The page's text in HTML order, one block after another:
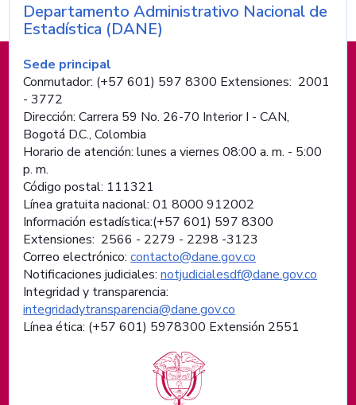
Información de pie de página
Nombre de la entidad
Departamento Administrativo Nacional de
Estadística (DANE)
Sede principal
Conmutador: (+57 601) 597 8300 Extensiones: 2001
- 3772
Dirección: Carrera 59 No. 26-70 Interior I - CAN,
Bogotá D.C., Colombia
Horario de atención: lunes a viernes 08:00 a. m. - 5:00
p. m.
Código postal: 111321
Línea gratuita nacional: 01 8000 912002
Información estadística:(+57 601) 597 8300
Extensiones: 2566 - 2279 - 2298 -3123
Correo electrónico:contacto@dane.gov.co
Notificaciones judiciales:notjudicialesdf@dane.gov.co
Integridad y transparencia:
integridadytransparencia@dane.gov.co
Línea ética: (+57 601) 5978300 Extensión 2551
Logos institucionales